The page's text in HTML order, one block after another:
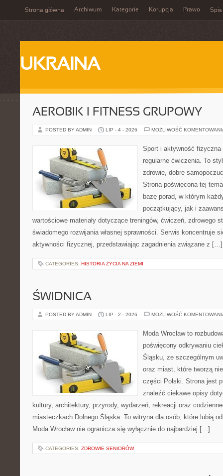
Strona główna Archiwum Kategorie Korupcja Prawo Spis
UKRAINA
AEROBIK I FITNESS GRUPOWY
POSTED BY ADMIN LIP - 4 - 2026 MOŻLIWOŚĆ
Sport i aktywność
regularne ćwiczenia. To
zdrowie, dobre
Strona poświęcona tej
bazę porad, w którym
początkujący, jak i
wartościowe materiały dotyczące treningów, ćwiczeń, zdrowego
świadomego rozwijania własnej sprawności. Serwis koncentruje
aktywności fizycznej, przedstawiając zagadnienia związane z […]
CATEGORIES: HISTORIA ŻYCIA NA ZIEMI
ŚWIDNICA
POSTED BY ADMIN LIP - 2 - 2026 MOŻLIWOŚĆ
Moda Wrocław to
poświęcony odkrywaniu
Śląsku, ze szczególnym
oraz miast, które tworzą
części Polski. Strona jest
znaleźć ciekawe opisy
kultury, architektury, przyrody, wydarzeń, rekreacji oraz
miasteczkach Dolnego Śląska. To witryna dla osób, które lubią
Moda Wrocław nie ogranicza się wyłącznie do najbardziej […]
CATEGORIES: ZDROWIE SENIORÓW